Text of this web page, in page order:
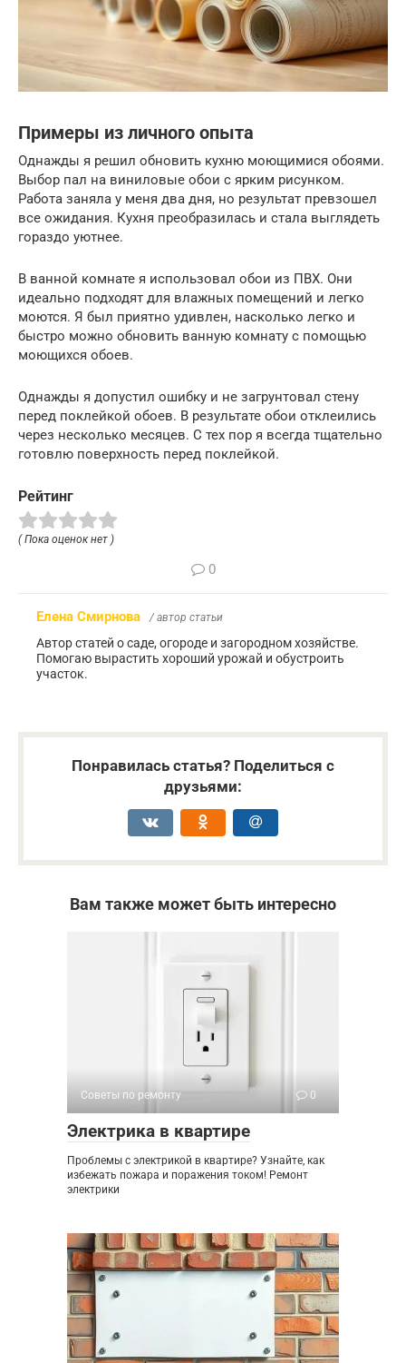
Примеры из личного опыта
Однажды я решил обновить кухню моющимися обоями.
Выбор пал на виниловые обои с ярким рисунком.
Работа заняла у меня два дня, но результат превзошел
все ожидания. Кухня преобразилась и стала выглядеть
гораздо уютнее.
В ванной комнате я использовал обои из ПВХ. Они
идеально подходят для влажных помещений и легко
моются. Я был приятно удивлен, насколько легко и
быстро можно обновить ванную комнату с помощью
моющихся обоев.
Однажды я допустил ошибку и не загрунтовал стену
перед поклейкой обоев. В результате обои отклеились
через несколько месяцев. С тех пор я всегда тщательно
готовлю поверхность перед поклейкой.
Рейтинг
( Пока оценок нет )
0
Елена Смирнова / автор статьи
Автор статей о саде, огороде и загородном хозяйстве.
Помогаю вырастить хороший урожай и обустроить
участок.
Понравилась статья? Поделиться с
друзьями:
Вам также может быть интересно
Советы по ремонту 0
Электрика в квартире
Проблемы с электрикой в квартире? Узнайте, как
избежать пожара и поражения током! Ремонт
электрики